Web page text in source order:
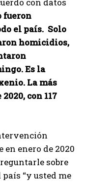
con datos
fueron
el país. Solo
homicidios,
Es la
La más
con 117
enero de 2020
sobre
“y usted me